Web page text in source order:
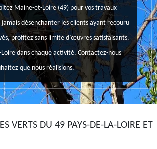
Maine-et-Loire (49) pour vos travaux
désenchanter les clients ayant recouru
profitez sans limite d’œuvres satisfaisants.
dans chaque activité. Contactez-nous
que nous réalisions.
VERTS DU 49 PAYS-DE-LA-LOIRE ET